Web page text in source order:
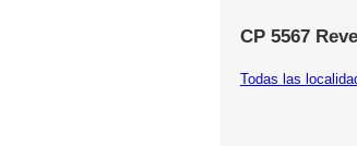
CP 5567
Todas las